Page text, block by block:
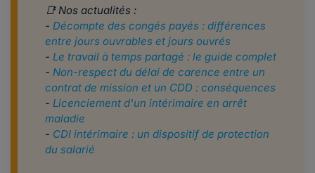
📑 Nos actualités :
- Décompte des congés payés : différences
entre jours ouvrables et jours ouvrés
- Le travail à temps partagé : le guide complet
- Non-respect du délai de carence entre un
contrat de mission et un CDD : conséquences
- Licenciement d'un intérimaire en arrêt
maladie
- CDI intérimaire : un dispositif de protection
du salarié